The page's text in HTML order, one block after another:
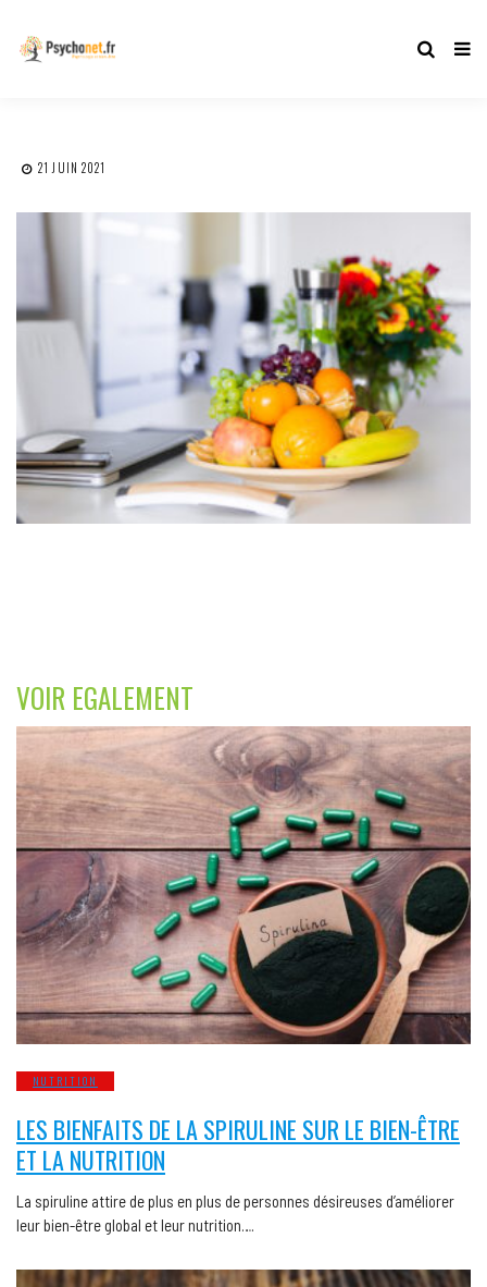
21 JUIN 2021
VOIR EGALEMENT
NUTRITION
LES BIENFAITS DE LA SPIRULINE SUR LE BIEN-ÊTRE
ET LA NUTRITION
La spiruline attire de plus en plus de personnes désireuses d’améliorer
leur bien-être global et leur nutrition….